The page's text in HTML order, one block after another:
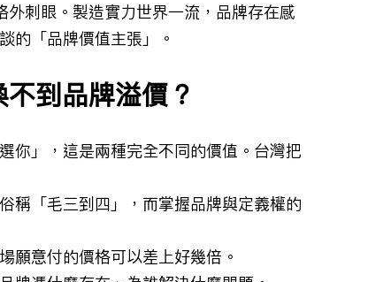
刺眼。製造實力世界一流，品牌存在感
的「品牌價值主張」。
到品牌溢價？
你」，這是兩種完全不同的價值。台灣把
稱「毛三到四」，而掌握品牌與定義權的
願意付的價格可以差上好幾倍。